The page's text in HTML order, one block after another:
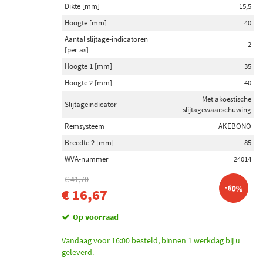
Dikte [mm]
15,5
Hoogte [mm]
40
Aantal slijtage-indicatoren
[per as]
2
Hoogte 1 [mm]
35
Hoogte 2 [mm]
40
Slijtageindicator
Met akoestische
slijtagewaarschuwing
Remsysteem
AKEBONO
Breedte 2 [mm]
85
WVA-nummer
24014
€ 41,70
€ 16,67 -60%
Op voorraad
Vandaag voor 16:00 besteld, binnen 1 werkdag bij u
geleverd.